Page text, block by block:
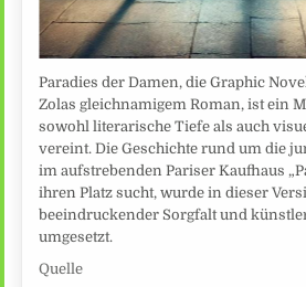
Paradies der Damen, die Graphic
Zolas gleichnamigem Roman, ist ein
sowohl literarische Tiefe als auch
vereint. Die Geschichte rund um die
im aufstrebenden Pariser Kaufhaus
ihren Platz sucht, wurde in dieser
beeindruckender Sorgfalt und
umgesetzt.
Quelle